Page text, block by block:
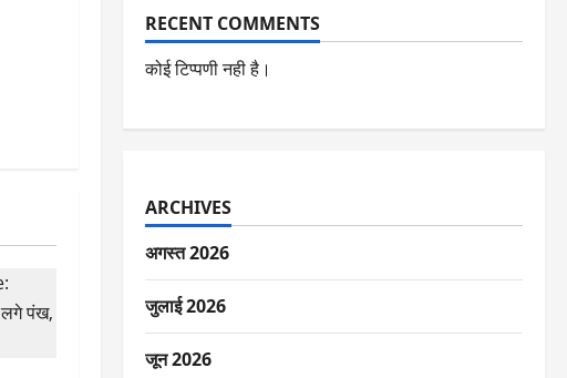
RECENT COMMENTS
कोई टिप्पणी नही है।
ARCHIVES
अगस्त 2026
जुलाई 2026
जून 2026